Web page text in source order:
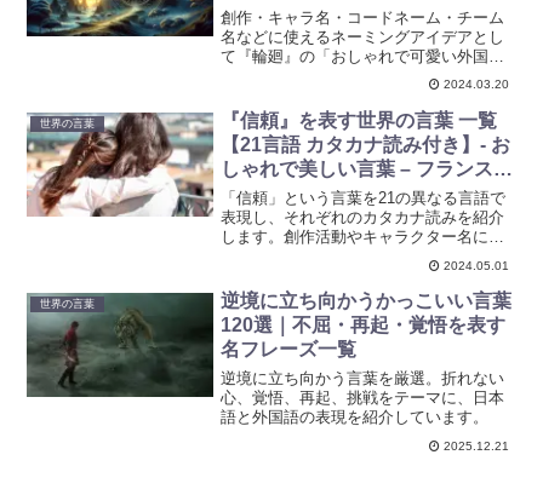
ア集
創作・キャラ名・コードネーム・チーム
名などに使えるネーミングアイデアとし
て『輪廻』の「おしゃれで可愛い外国
語」を紹介しています。ネーミングのヒ
ントに使えるかもしれないリストです。
ぜひ参考にしてみてください。英語、フ
ランス語、イタリア語、ドイツ語、スペ
イン語、オランダ語、ロシア語、ベトナ
ム、インドネシア、中国語、ラテン語な
ど、カタカナ読み付きです。
2024.03.20
世界の言葉
『信頼』を表す世界の言葉 一覧
【21言語 カタカナ読み付き】- お
しゃれで美しい言葉 – フランス
語・イタリア語・ドイツ語・ラテ
ン語など
「信頼」という言葉を21の異なる言語で
表現し、それぞれのカタカナ読みを紹介
します。創作活動やキャラクター名に異
国語の魅力を取り入れたい方におすすめ
の内容です。フランス語、イタリア語、
ドイツ語、ラテン語など、豊富な言語か
ら選べます。
2024.05.01
世界の言葉
逆境に立ち向かうかっこいい言葉
120選｜不屈・再起・覚悟を表す
名フレーズ一覧
逆境に立ち向かう言葉を厳選。折れない
心、覚悟、再起、挑戦をテーマに、日本
語と外国語の表現を紹介しています。
2025.12.21